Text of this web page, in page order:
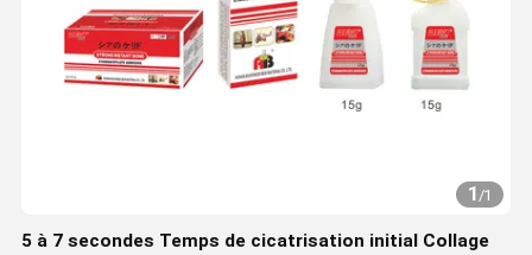
1/1
5 à 7 secondes Temps de cicatrisation initial Collage